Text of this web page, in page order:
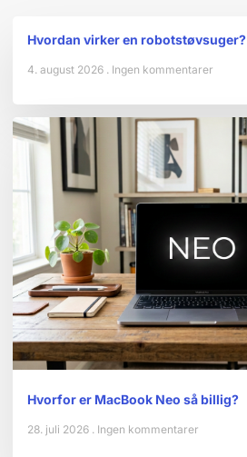
Hvordan virker en robotstøvsuger?
4. august 2026 Ingen kommentarer
Hvorfor er MacBook Neo så billig?
28. juli 2026 Ingen kommentarer